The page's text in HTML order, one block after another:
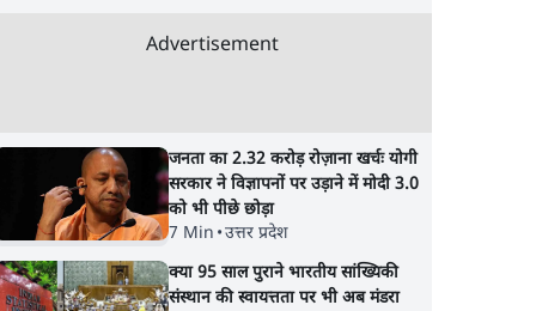
जंतर-मंतर आंदोलन: आक्रोश
का प्रदर्शन या प्रतिरोध का
कार्निवाल?
क्या युवाओं के
Advertisement
जनता का 2.32 करोड़ रोज़ाना खर्चः योगी
सरकार ने विज्ञापनों पर उड़ाने में मोदी 3.0
को भी पीछे छोड़ा
7 Min •उत्तर प्रदेश
क्या 95 साल पुराने भारतीय सांख्यिकी
संस्थान की स्वायत्तता पर भी अब मंडरा